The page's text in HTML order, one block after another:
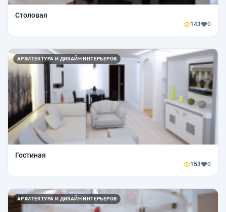
Столовая
143 0
АРХИТЕКТУРА И ДИЗАЙН ИНТЕРЬЕРОВ
Гостиная
153 0
АРХИТЕКТУРА И ДИЗАЙН ИНТЕРЬЕРОВ